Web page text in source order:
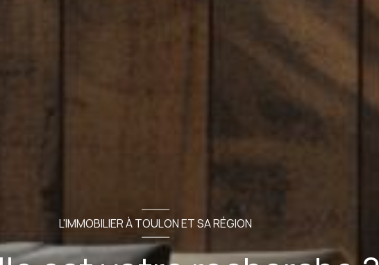
L'IMMOBILIER À TOULON ET SA RÉGION